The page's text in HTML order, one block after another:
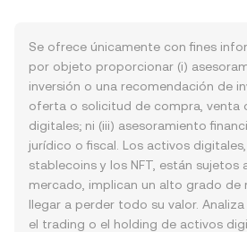
Se ofrece únicamente con fines
por objeto proporcionar (i)
inversión o una recomendación de
oferta o solicitud de compra, venta
digitales; ni (iii) asesoramiento
jurídico o fiscal. Los activos
stablecoins y los NFT, están sujetos
mercado, implican un alto grado de
llegar a perder todo su valor.
el trading o el holding de activos